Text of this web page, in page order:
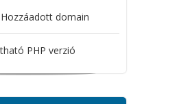
domain
PHP verzió